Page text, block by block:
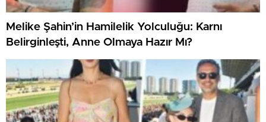
Melike Şahin’in Hamilelik Yolculuğu: Karnı
Belirginleşti, Anne Olmaya Hazır Mı?